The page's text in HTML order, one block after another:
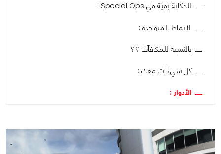
للحكاية بقية في Special Ops :
الأنماط المتواجدة :
بالنسبة للمكافآت ؟؟
كل شيء آت معك :
الأدوار :